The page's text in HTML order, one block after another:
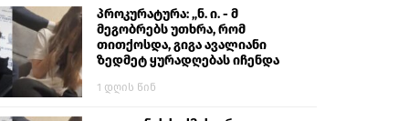
პროკურატურა: „ნ. ი. - მ
მეგობრებს უთხრა, რომ
თითქოსდა, გიგა ავალიანი
ზედმეტ ყურადღებას იჩენდა
ალექსანდრე გაბაშვილი
1 დღის წინ